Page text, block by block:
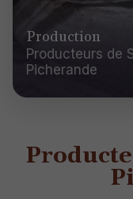
Production
Producteurs de
Picherande